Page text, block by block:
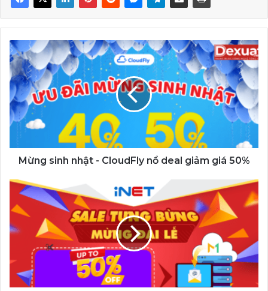
Mừng
sinh
nhật
-
CloudFly
nổ
deal
giảm
giá
50%Mừng sinh nhật - CloudFly nổ deal giảm giá 50%
iNET
giảm
đến
50%
Sale
bừng
mừng